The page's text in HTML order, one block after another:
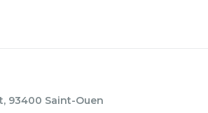
93400 Saint-Ouen